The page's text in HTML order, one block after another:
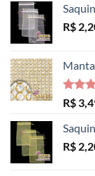
R$
5.00
R$
R$